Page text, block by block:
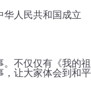
华人民共和国成立
不仅仅有《我的祖
，让大家体会到和平